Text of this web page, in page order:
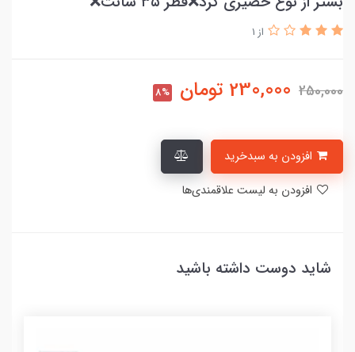
از 1
250,000
230,000 تومان 8%
شاید دوست داشته باشید